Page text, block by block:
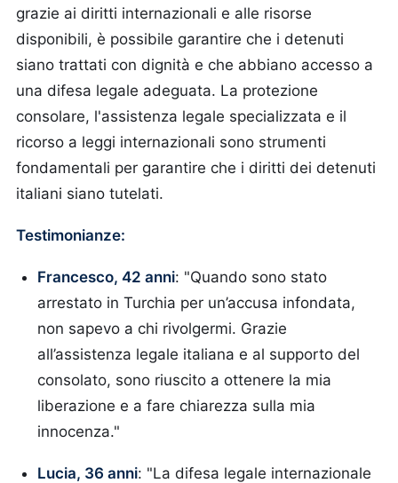
grazie ai diritti internazionali e alle risorse
disponibili, è possibile garantire che i detenuti
siano trattati con dignità e che abbiano accesso a
una difesa legale adeguata. La protezione
consolare, l'assistenza legale specializzata e il
ricorso a leggi internazionali sono strumenti
fondamentali per garantire che i diritti dei detenuti
italiani siano tutelati.
Testimonianze:
Francesco, 42 anni: "Quando sono stato
arrestato in Turchia per un’accusa infondata,
non sapevo a chi rivolgermi. Grazie
all’assistenza legale italiana e al supporto del
consolato, sono riuscito a ottenere la mia
liberazione e a fare chiarezza sulla mia
innocenza."
Lucia, 36 anni: "La difesa legale internazionale